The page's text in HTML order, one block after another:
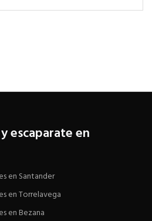
escaparate en
en Santander
en Torrelavega
en Bezana